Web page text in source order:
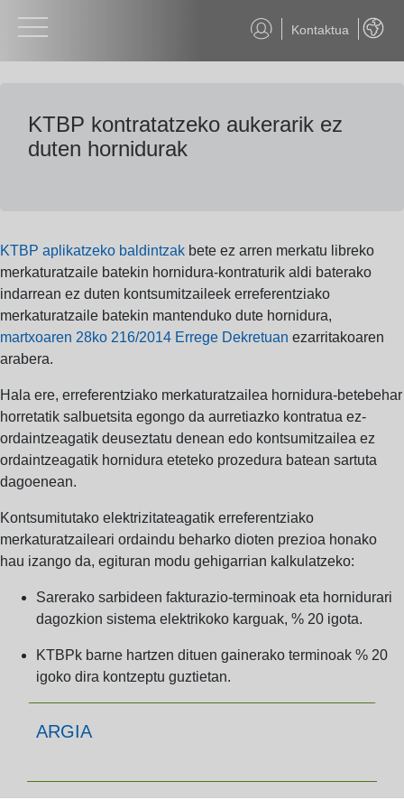
Kontaktua
KTBP kontratatzeko aukerarik ez
duten hornidurak
KTBP aplikatzeko baldintzak bete ez arren merkatu libreko
merkaturatzaile batekin hornidura-kontraturik aldi baterako
indarrean ez duten kontsumitzaileek erreferentziako
merkaturatzaile batekin mantenduko dute hornidura,
martxoaren 28ko 216/2014 Errege Dekretuan ezarritakoaren
arabera.
Hala ere, erreferentziako merkaturatzailea hornidura-betebehar
horretatik salbuetsita egongo da aurretiazko kontratua ez-
ordaintzeagatik deuseztatu denean edo kontsumitzailea ez
ordaintzeagatik hornidura eteteko prozedura batean sartuta
dagoenean.
Kontsumitutako elektrizitateagatik erreferentziako
merkaturatzaileari ordaindu beharko dioten prezioa honako
hau izango da, egituran modu gehigarrian kalkulatzeko:
Sarerako sarbideen fakturazio-terminoak eta hornidurari
dagozkion sistema elektrikoko karguak, % 20 igota.
KTBPk barne hartzen dituen gainerako terminoak % 20
igoko dira kontzeptu guztietan.
ARGIA